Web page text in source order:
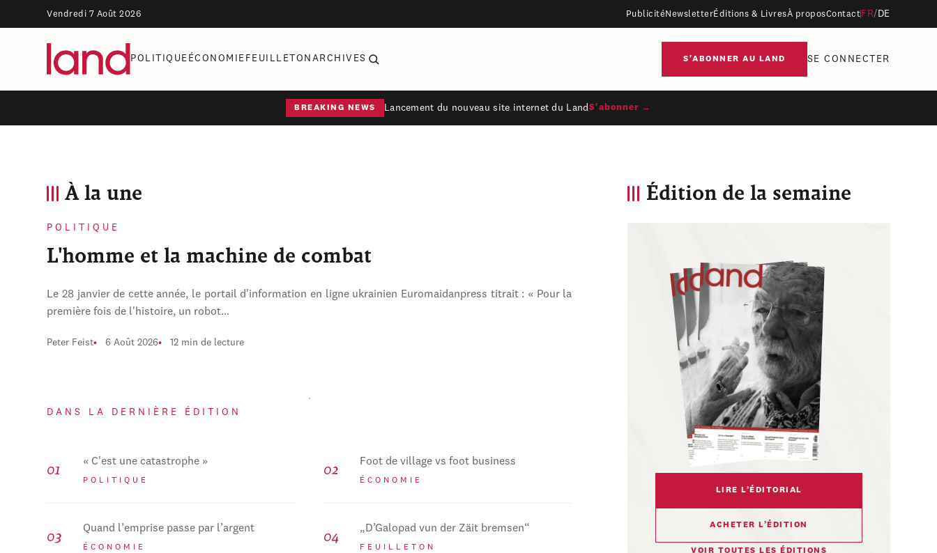
Vendredi 7 Août 2026 Publicité NewsletterÉditions & LivresÀ proposContact FR/ DE
POLITIQUE ÉCONOMIE FEUILLETON ARCHIVES S'ABONNER AU LAND SE CONNECTER
BREAKING NEWS Lancement du nouveau site internet du Land S'abonner →
À la une
POLITIQUE
L'homme et la machine de combat
Le 28 janvier de cette année, le portail d'information en ligne ukrainien Euromaidanpress titrait : « Pour la
première fois de l'histoire, un robot…
Peter Feist 6 Août 2026 12 min de lecture
DANS LA DERNIÈRE ÉDITION
« C'est une catastrophe »
POLITIQUE
Foot de village vs foot business
ÉCONOMIE
Quand l’emprise passe par l’argent
ÉCONOMIE
„D’Galopad vun der Zäit bremsen“
FEUILLETON
Édition de la semaine
LIRE L’ÉDITORIAL
ACHETER L’ÉDITION
VOIR TOUTES LES ÉDITIONS